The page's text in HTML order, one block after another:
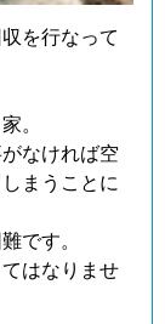
を行なって
。
なければ空
まうことに
です。
はなりませ